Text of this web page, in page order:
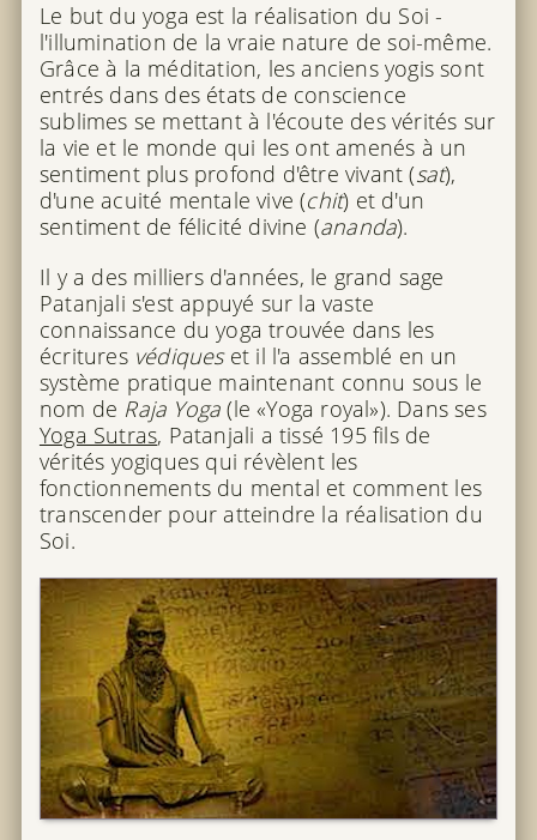
Le but du yoga est la réalisation du Soi -
l'illumination de la vraie nature de soi-même.
Grâce à la méditation, les anciens yogis sont
entrés dans des états de conscience
sublimes se mettant à l'écoute des vérités sur
la vie et le monde qui les ont amenés à un
sentiment plus profond d'être vivant (sat),
d'une acuité mentale vive (chit) et d'un
sentiment de félicité divine (ananda).
Il y a des milliers d'années, le grand sage
Patanjali s'est appuyé sur la vaste
connaissance du yoga trouvée dans les
écritures védiqueset il l'a assemblé en un
système pratique maintenant connu sous le
nom de Raja Yoga (le «Yoga royal»). Dans ses
Yoga Sutras, Patanjali a tissé 195 fils de
vérités yogiques qui révèlent les
fonctionnements du mental et comment les
transcender pour atteindre la réalisation du
Soi.